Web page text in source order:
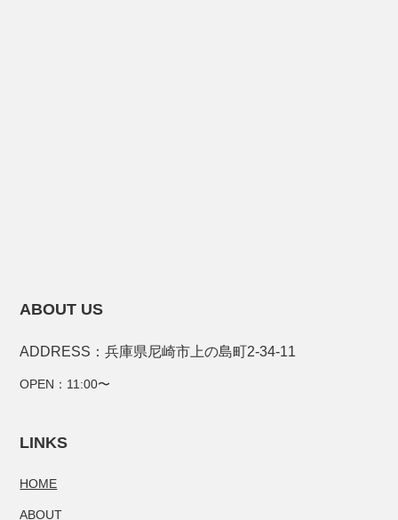
ABOUT US
ADDRESS：兵庫県尼崎市上の島町2-34-11
OPEN：11:00〜
LINKS
HOME
ABOUT